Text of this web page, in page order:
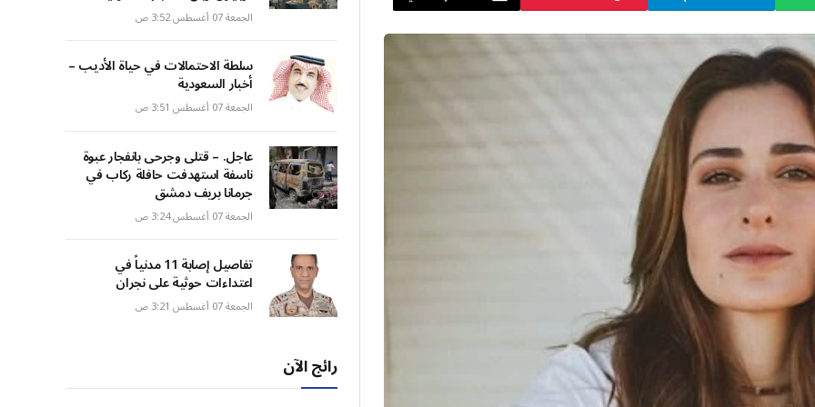
الجمعة 07 أغسطس 3:52 ص
سلطة الاحتمالات في حياة الأديب –
أخبار السعودية
الجمعة 07 أغسطس 3:51 ص
عاجل. – قتلى وجرحى بانفجار عبوة
ناسفة استهدفت حافلة ركاب في
جرمانا بريف دمشق
الجمعة 07 أغسطس 3:24 ص
تفاصيل إصابة 11 مدنياً في
اعتداءات حوثية على نجران
الجمعة 07 أغسطس 3:21 ص
رائج الآن